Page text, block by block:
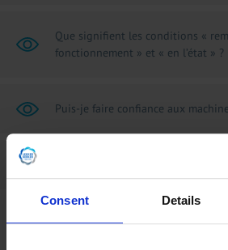
Consent Details
Que signifient les conditions «
fonctionnement » et « en l’état » ?
Puis-je faire confiance aux
LDFE peut-il également proposer